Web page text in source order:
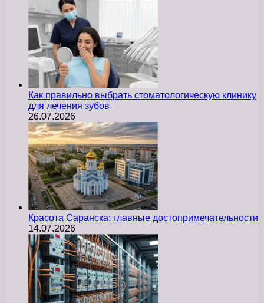
Как правильно выбрать стоматологическую клинику
для лечения зубов
26.07.2026
Красота Саранска: главные достопримечательности
14.07.2026